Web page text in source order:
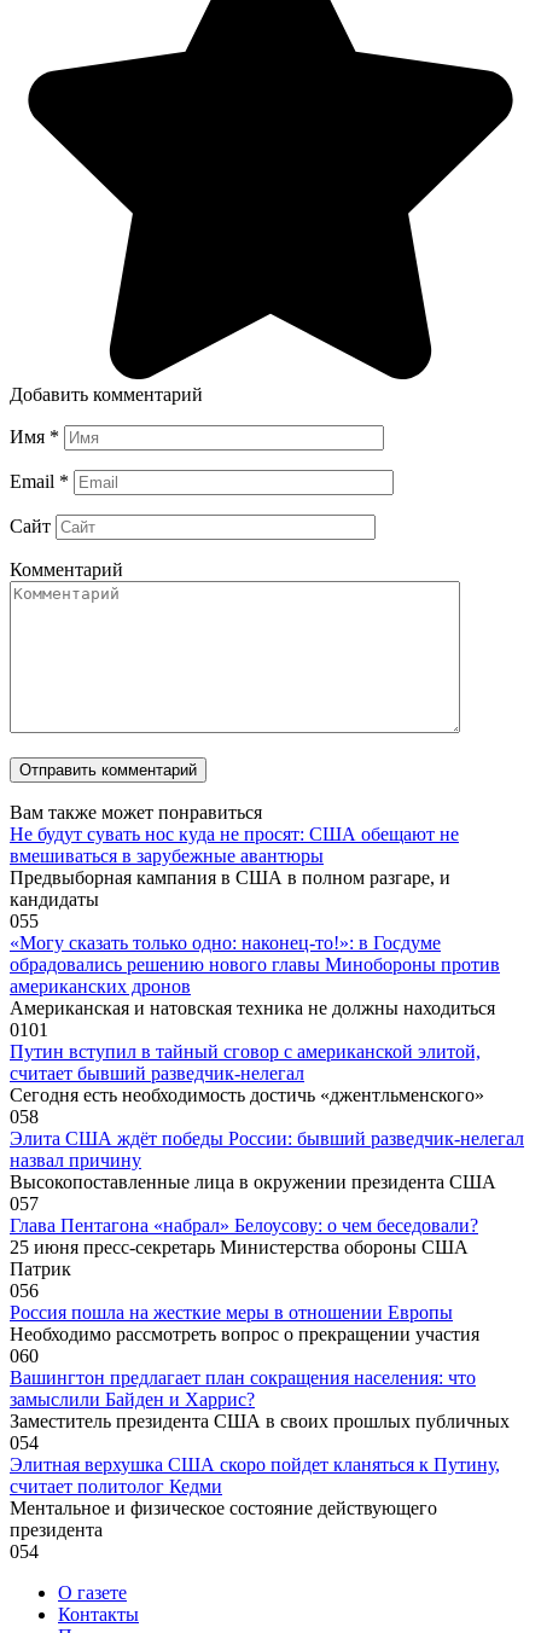
Добавить комментарий
Имя *
Email *
Сайт
Комментарий
Вам также может понравиться
Не будут сувать нос куда не просят: США обещают не
вмешиваться в зарубежные авантюры
Предвыборная кампания в США в полном разгаре, и
кандидаты
055
«Могу сказать только одно: наконец-то!»: в Госдуме
обрадовались решению нового главы Минобороны против
американских дронов
Американская и натовская техника не должны находиться
0101
Путин вступил в тайный сговор с американской элитой,
считает бывший разведчик-нелегал
Сегодня есть необходимость достичь «джентльменского»
058
Элита США ждёт победы России: бывший разведчик-нелегал
назвал причину
Высокопоставленные лица в окружении президента США
057
Глава Пентагона «набрал» Белоусову: о чем беседовали?
25 июня пресс-секретарь Министерства обороны США
Патрик
056
Россия пошла на жесткие меры в отношении Европы
Необходимо рассмотреть вопрос о прекращении участия
060
Вашингтон предлагает план сокращения населения: что
замыслили Байден и Харрис?
Заместитель президента США в своих прошлых публичных
054
Элитная верхушка США скоро пойдет кланяться к Путину,
считает политолог Кедми
Ментальное и физическое состояние действующего
президента
054
О газете
Контакты